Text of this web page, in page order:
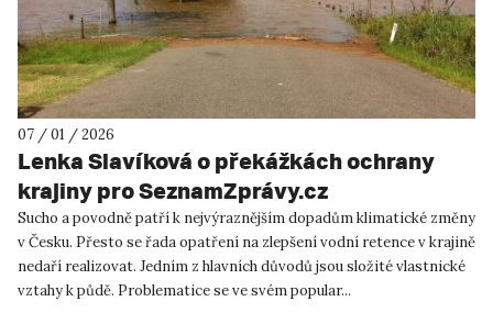
07 / 01 / 2026
Lenka Slavíková o překážkách ochrany
krajiny pro SeznamZprávy.cz
Sucho a povodně patří k nejvýraznějším dopadům klimatické změny
v Česku. Přesto se řada opatření na zlepšení vodní retence v krajině
nedaří realizovat. Jedním z hlavních důvodů jsou složité vlastnické
vztahy k půdě. Problematice se ve svém popular...